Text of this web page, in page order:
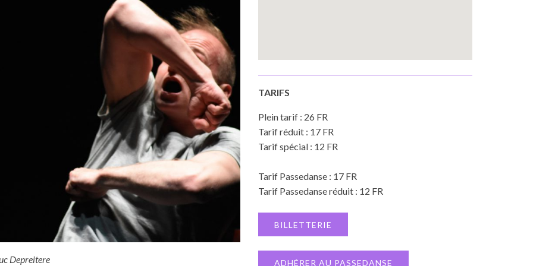
Depreitere
TARIFS
Plein tarif : 26 FR
Tarif réduit : 17 FR
Tarif spécial : 12 FR
Tarif Passedanse : 17 FR
Tarif Passedanse réduit : 12 FR
BILLETTERIE
ADHÉRER AU PASSEDANSE